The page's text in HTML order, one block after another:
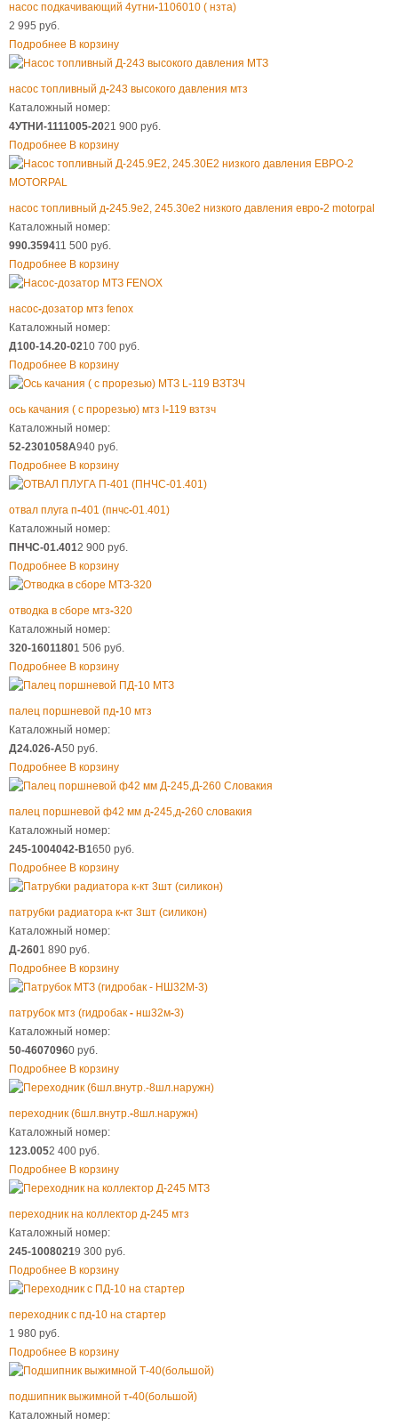
насос подкачивающий 4утни-1106010 ( нзта)
2 995 руб.
Подробнее В корзину
насос топливный д-243 высокого давления мтз
Каталожный номер:
4УТНИ-1111005-2021 900 руб.
Подробнее В корзину
насос топливный д-245.9е2, 245.30е2 низкого давления евро-2 motorpal
Каталожный номер:
990.359411 500 руб.
Подробнее В корзину
насос-дозатор мтз fenox
Каталожный номер:
Д100-14.20-0210 700 руб.
Подробнее В корзину
ось качания ( с прорезью) мтз l -119 взтзч
Каталожный номер:
52-2301058А940 руб.
Подробнее В корзину
отвал плуга п-401 (пнчс-01.401)
Каталожный номер:
ПНЧС-01.4012 900 руб.
Подробнее В корзину
отводка в сборе мтз-320
Каталожный номер:
320-16011801 506 руб.
Подробнее В корзину
палец поршневой пд-10 мтз
Каталожный номер:
Д24.026-А50 руб.
Подробнее В корзину
палец поршневой ф42 мм д-245,д-260 словакия
Каталожный номер:
245-1004042-В1650 руб.
Подробнее В корзину
патрубки радиатора к-кт 3шт (силикон)
Каталожный номер:
Д-2601 890 руб.
Подробнее В корзину
патрубок мтз (гидробак - нш32м-3)
Каталожный номер:
50-46070960 руб.
Подробнее В корзину
переходник (6шл.внутр.-8шл.наружн)
Каталожный номер:
123.0052 400 руб.
Подробнее В корзину
переходник на коллектор д-245 мтз
Каталожный номер:
245-10080219 300 руб.
Подробнее В корзину
переходник с пд-10 на стартер
1 980 руб.
Подробнее В корзину
подшипник выжимной т-40(большой)
Каталожный номер: